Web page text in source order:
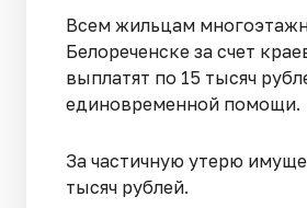
Всем жильцам
Белореченске за счет
выплатят по 15 тысяч
единовременной помощи.
За частичную утерю
тысяч рублей.